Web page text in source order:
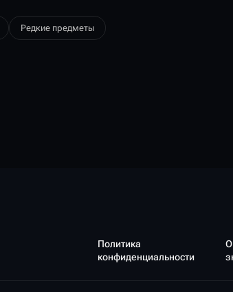
Редкие предметы
Политика
конфиденциальности
О